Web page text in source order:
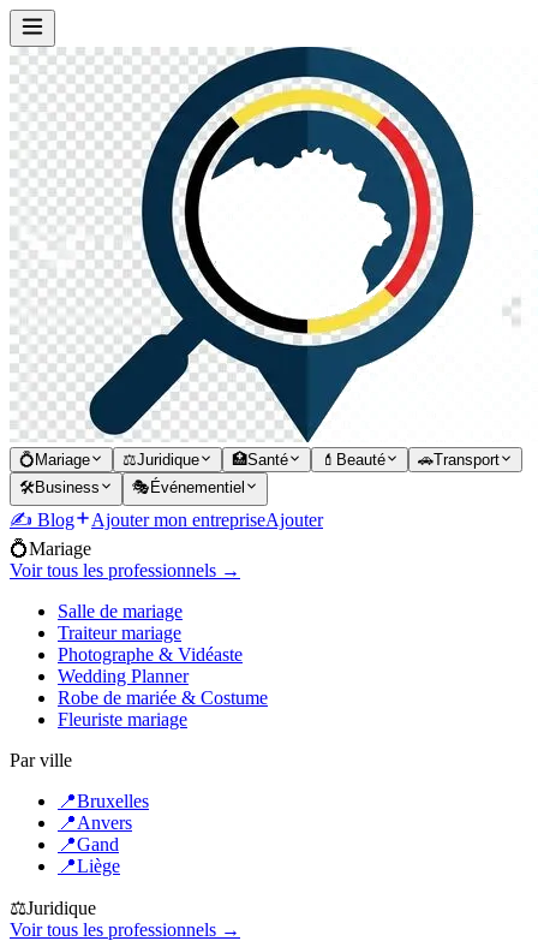
💍 Mariage ⚖️Juridique 🏥Santé 💄 Beauté 🚗Transport
🛠️Business 🎭 Événementiel
✍️ Blog Ajouter mon entrepriseAjouter
💍Mariage
Voir tous les professionnels →
Salle de mariage
Traiteur mariage
Photographe & Vidéaste
Wedding Planner
Robe de mariée & Costume
Fleuriste mariage
Par ville
📍Bruxelles
📍Anvers
📍Gand
📍Liège
⚖️Juridique
Voir tous les professionnels →